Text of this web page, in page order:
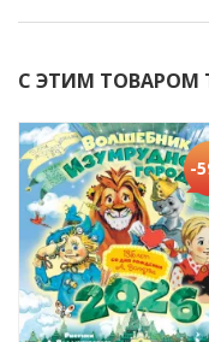
С ЭТИМ ТОВАРОМ
-